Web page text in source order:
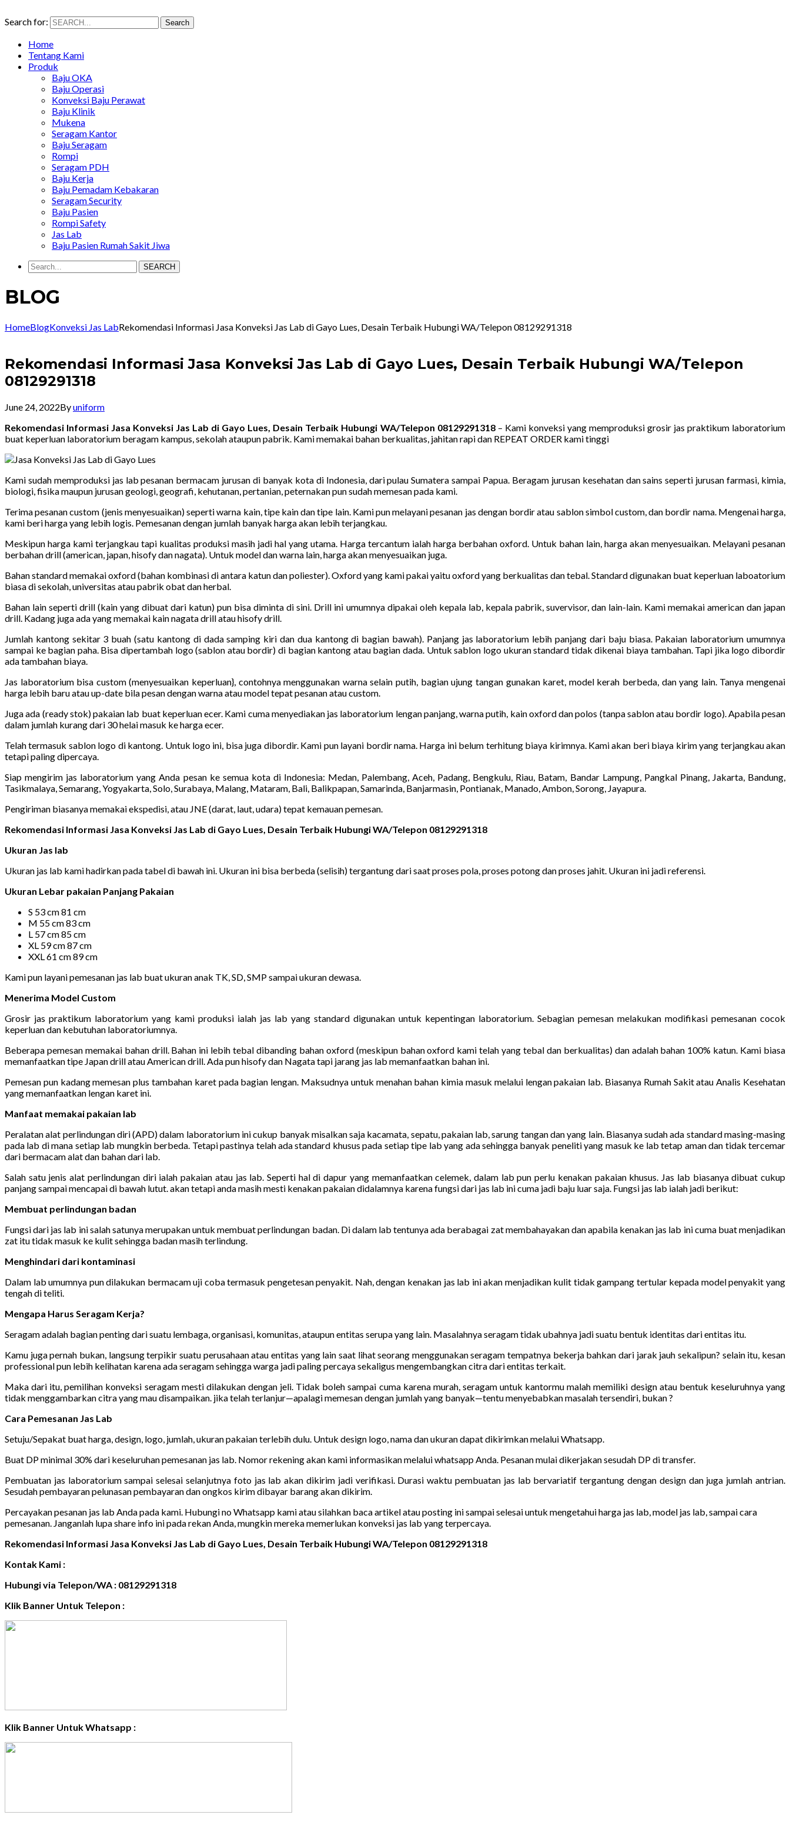
Search for: Search
Home
Tentang Kami
Produk
Baju OKA
Baju Operasi
Konveksi Baju Perawat
Baju Klinik
Mukena
Seragam Kantor
Baju Seragam
Rompi
Seragam PDH
Baju Kerja
Baju Pemadam Kebakaran
Seragam Security
Baju Pasien
Rompi Safety
Jas Lab
Baju Pasien Rumah Sakit Jiwa
SEARCH
BLOG
HomeBlogKonveksi Jas LabRekomendasi Informasi Jasa Konveksi Jas Lab di Gayo Lues, Desain Terbaik Hubungi WA/Telepon 08129291318
Rekomendasi Informasi Jasa Konveksi Jas Lab di Gayo Lues, Desain Terbaik Hubungi WA/Telepon
08129291318
June 24, 2022Byuniform
Rekomendasi Informasi Jasa Konveksi Jas Lab di Gayo Lues, Desain Terbaik Hubungi WA/Telepon 08129291318– Kami konveksi yang memproduksi grosir jas praktikum laboratorium
buat keperluan laboratorium beragam kampus, sekolah ataupun pabrik. Kami memakai bahan berkualitas, jahitan rapi dan REPEAT ORDER kami tinggi
Kami sudah memproduksi jas lab pesanan bermacam jurusan di banyak kota di Indonesia, dari pulau Sumatera sampai Papua. Beragam jurusan kesehatan dan sains seperti jurusan farmasi, kimia,
biologi, fisika maupun jurusan geologi, geografi, kehutanan, pertanian, peternakan pun sudah memesan pada kami.
Terima pesanan custom (jenis menyesuaikan) seperti warna kain, tipe kain dan tipe lain. Kami pun melayani pesanan jas dengan bordir atau sablon simbol custom, dan bordir nama. Mengenai harga,
kami beri harga yang lebih logis. Pemesanan dengan jumlah banyak harga akan lebih terjangkau.
Meskipun harga kami terjangkau tapi kualitas produksi masih jadi hal yang utama. Harga tercantum ialah harga berbahan oxford. Untuk bahan lain, harga akan menyesuaikan. Melayani pesanan
berbahan drill (american, japan, hisofy dan nagata). Untuk model dan warna lain, harga akan menyesuaikan juga.
Bahan standard memakai oxford (bahan kombinasi di antara katun dan poliester). Oxford yang kami pakai yaitu oxford yang berkualitas dan tebal. Standard digunakan buat keperluan laboatorium
biasa di sekolah, universitas atau pabrik obat dan herbal.
Bahan lain seperti drill (kain yang dibuat dari katun) pun bisa diminta di sini. Drill ini umumnya dipakai oleh kepala lab, kepala pabrik, suvervisor, dan lain-lain. Kami memakai american dan japan
drill. Kadang juga ada yang memakai kain nagata drill atau hisofy drill.
Jumlah kantong sekitar 3 buah (satu kantong di dada samping kiri dan dua kantong di bagian bawah). Panjang jas laboratorium lebih panjang dari baju biasa. Pakaian laboratorium umumnya
sampai ke bagian paha. Bisa dipertambah logo (sablon atau bordir) di bagian kantong atau bagian dada. Untuk sablon logo ukuran standard tidak dikenai biaya tambahan. Tapi jika logo dibordir
ada tambahan biaya.
Jas laboratorium bisa custom (menyesuaikan keperluan}, contohnya menggunakan warna selain putih, bagian ujung tangan gunakan karet, model kerah berbeda, dan yang lain. Tanya mengenai
harga lebih baru atau up-date bila pesan dengan warna atau model tepat pesanan atau custom.
Juga ada (ready stok) pakaian lab buat keperluan ecer. Kami cuma menyediakan jas laboratorium lengan panjang, warna putih, kain oxford dan polos (tanpa sablon atau bordir logo). Apabila pesan
dalam jumlah kurang dari 30 helai masuk ke harga ecer.
Telah termasuk sablon logo di kantong. Untuk logo ini, bisa juga dibordir. Kami pun layani bordir nama. Harga ini belum terhitung biaya kirimnya. Kami akan beri biaya kirim yang terjangkau akan
tetapi paling dipercaya.
Siap mengirim jas laboratorium yang Anda pesan ke semua kota di Indonesia: Medan, Palembang, Aceh, Padang, Bengkulu, Riau, Batam, Bandar Lampung, Pangkal Pinang, Jakarta, Bandung,
Tasikmalaya, Semarang, Yogyakarta, Solo, Surabaya, Malang, Mataram, Bali, Balikpapan, Samarinda, Banjarmasin, Pontianak, Manado, Ambon, Sorong, Jayapura.
Pengiriman biasanya memakai ekspedisi, atau JNE (darat, laut, udara) tepat kemauan pemesan.
Rekomendasi Informasi Jasa Konveksi Jas Lab di Gayo Lues, Desain Terbaik Hubungi WA/Telepon 08129291318
Ukuran Jas lab
Ukuran jas lab kami hadirkan pada tabel di bawah ini. Ukuran ini bisa berbeda (selisih) tergantung dari saat proses pola, proses potong dan proses jahit. Ukuran ini jadi referensi.
Ukuran Lebar pakaian Panjang Pakaian
S 53 cm 81 cm
M 55 cm 83 cm
L 57 cm 85 cm
XL 59 cm 87 cm
XXL 61 cm 89 cm
Kami pun layani pemesanan jas lab buat ukuran anak TK, SD, SMP sampai ukuran dewasa.
Menerima Model Custom
Grosir jas praktikum laboratorium yang kami produksi ialah jas lab yang standard digunakan untuk kepentingan laboratorium. Sebagian pemesan melakukan modifikasi pemesanan cocok
keperluan dan kebutuhan laboratoriumnya.
Beberapa pemesan memakai bahan drill. Bahan ini lebih tebal dibanding bahan oxford (meskipun bahan oxford kami telah yang tebal dan berkualitas) dan adalah bahan 100% katun. Kami biasa
memanfaatkan tipe Japan drill atau American drill. Ada pun hisofy dan Nagata tapi jarang jas lab memanfaatkan bahan ini.
Pemesan pun kadang memesan plus tambahan karet pada bagian lengan. Maksudnya untuk menahan bahan kimia masuk melalui lengan pakaian lab. Biasanya Rumah Sakit atau Analis Kesehatan
yang memanfaatkan lengan karet ini.
Manfaat memakai pakaian lab
Peralatan alat perlindungan diri (APD) dalam laboratorium ini cukup banyak misalkan saja kacamata, sepatu, pakaian lab, sarung tangan dan yang lain. Biasanya sudah ada standard masing-masing
pada lab di mana setiap lab mungkin berbeda. Tetapi pastinya telah ada standard khusus pada setiap tipe lab yang ada sehingga banyak peneliti yang masuk ke lab tetap aman dan tidak tercemar
dari bermacam alat dan bahan dari lab.
Salah satu jenis alat perlindungan diri ialah pakaian atau jas lab. Seperti hal di dapur yang memanfaatkan celemek, dalam lab pun perlu kenakan pakaian khusus. Jas lab biasanya dibuat cukup
panjang sampai mencapai di bawah lutut. akan tetapi anda masih mesti kenakan pakaian didalamnya karena fungsi dari jas lab ini cuma jadi baju luar saja. Fungsi jas lab ialah jadi berikut:
Membuat perlindungan badan
Fungsi dari jas lab ini salah satunya merupakan untuk membuat perlindungan badan. Di dalam lab tentunya ada berabagai zat membahayakan dan apabila kenakan jas lab ini cuma buat menjadikan
zat itu tidak masuk ke kulit sehingga badan masih terlindung.
Menghindari dari kontaminasi
Dalam lab umumnya pun dilakukan bermacam uji coba termasuk pengetesan penyakit. Nah, dengan kenakan jas lab ini akan menjadikan kulit tidak gampang tertular kepada model penyakit yang
tengah di teliti.
Mengapa Harus Seragam Kerja?
Seragam adalah bagian penting dari suatu lembaga, organisasi, komunitas, ataupun entitas serupa yang lain. Masalahnya seragam tidak ubahnya jadi suatu bentuk identitas dari entitas itu.
Kamu juga pernah bukan, langsung terpikir suatu perusahaan atau entitas yang lain saat lihat seorang menggunakan seragam tempatnya bekerja bahkan dari jarak jauh sekalipun? selain itu, kesan
professional pun lebih kelihatan karena ada seragam sehingga warga jadi paling percaya sekaligus mengembangkan citra dari entitas terkait.
Maka dari itu, pemilihan konveksi seragam mesti dilakukan dengan jeli. Tidak boleh sampai cuma karena murah, seragam untuk kantormu malah memiliki design atau bentuk keseluruhnya yang
tidak menggambarkan citra yang mau disampaikan. jika telah terlanjur—apalagi memesan dengan jumlah yang banyak—tentu menyebabkan masalah tersendiri, bukan ?
Cara Pemesanan Jas Lab
Setuju/Sepakat buat harga, design, logo, jumlah, ukuran pakaian terlebih dulu. Untuk design logo, nama dan ukuran dapat dikirimkan melalui Whatsapp.
Buat DP minimal 30% dari keseluruhan pemesanan jas lab. Nomor rekening akan kami informasikan melalui whatsapp Anda. Pesanan mulai dikerjakan sesudah DP di transfer.
Pembuatan jas laboratorium sampai selesai selanjutnya foto jas lab akan dikirim jadi verifikasi. Durasi waktu pembuatan jas lab bervariatif tergantung dengan design dan juga jumlah antrian.
Sesudah pembayaran pelunasan pembayaran dan ongkos kirim dibayar barang akan dikirim.
Percayakan pesanan jas lab Anda pada kami. Hubungi no Whatsapp kami atau silahkan baca artikel atau posting ini sampai selesai untuk mengetahui harga jas lab, model jas lab, sampai cara
pemesanan. Janganlah lupa share info ini pada rekan Anda, mungkin mereka memerlukan konveksi jas lab yang terpercaya.
Rekomendasi Informasi Jasa Konveksi Jas Lab di Gayo Lues, Desain Terbaik Hubungi WA/Telepon 08129291318
Kontak Kami :
Hubungi via Telepon/WA : 08129291318
Klik Banner Untuk Telepon :
Klik Banner Untuk Whatsapp :